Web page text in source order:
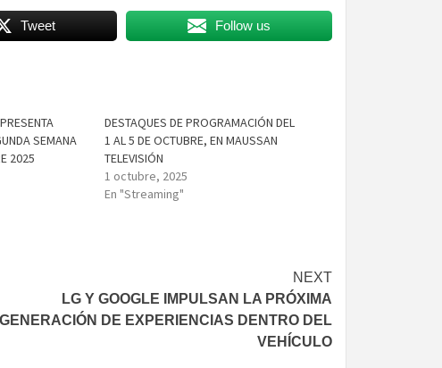
Tweet Follow us
SEMANA
2025
DESTAQUES DE PROGRAMACIÓN DEL
1 AL 5 DE OCTUBRE, EN MAUSSAN
TELEVISIÓN
1 octubre, 2025
En "Streaming"
NEXT
LG Y GOOGLE IMPULSAN LA PRÓXIMA
GENERACIÓN DE EXPERIENCIAS DENTRO DEL
VEHÍCULO